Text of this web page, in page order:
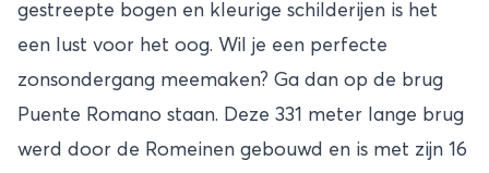
gestreepte bogen en kleurige schilderijen is het
een lust voor het oog. Wil je een perfecte
zonsondergang meemaken? Ga dan op de brug
Puente Romano staan. Deze 331 meter lange brug
werd door de Romeinen gebouwd en is met zijn 16